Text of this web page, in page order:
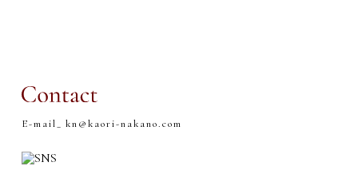
E-mail_kn@kaori-nakano.com